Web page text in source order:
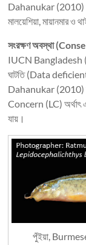
Dahanukar (2010)
মালয়েশিয়া, মায়ানমার ও
সংরক্ষণ অবস্থা
IUCN Bangladesh
ঘাটতি (Data
Dahanukar (2010)
Concern (LC) অর্থাৎ
যায়।
পুঁইয়া,